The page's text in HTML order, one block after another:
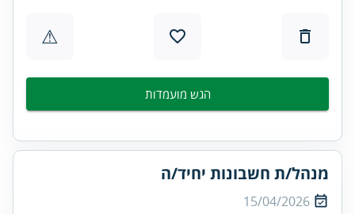
⚠
הגש מועמדות
מנהל/ת חשבונות יחיד/ה
15/04/2026